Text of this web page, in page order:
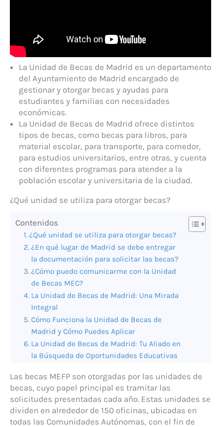
La Unidad de Becas de Madrid es un departamento
del Ayuntamiento de Madrid encargado de
gestionar y otorgar becas y ayudas para
estudiantes y familias con necesidades
económicas.
La Unidad de Becas de Madrid ofrece distintos
tipos de becas, como becas para libros, para
material escolar, para transporte, para comedor,
para estudios universitarios, entre otras, y cuenta
con diferentes programas para atender a la
población escolar y universitaria de la ciudad.
¿Qué unidad se utiliza para otorgar becas?
Contenidos
¿Qué unidad se utiliza para otorgar becas?
¿En qué lugar de Madrid se debe entregar
la documentación para solicitar las becas?
¿Cómo puedo comunicarme con la Unidad
de Becas MEC?
La Unidad de Becas de Madrid: Una Mirada
Integral
Cómo Funciona la Unidad de Becas de
Madrid y Cómo Puedes Aplicar
La Unidad de Becas de Madrid: Tu Aliado en
la Búsqueda de Oportunidades Educativas
Las becas MEFP son otorgadas por las unidades de
becas, cuyo papel principal es tramitar las
solicitudes presentadas cada año. Estas unidades se
dividen en alrededor de 150 oficinas, ubicadas en
todas las Comunidades Autónomas, con el fin de